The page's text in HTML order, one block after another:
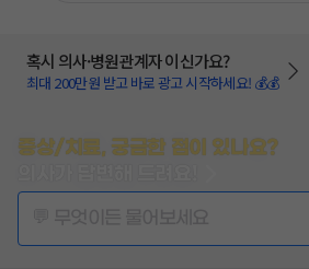
혹시 의사·병원관계자 이신가요?
최대 200만원 받고 바로 광고 시작하세요! 💰💰
증상/치료, 궁금한 점이 있나요?